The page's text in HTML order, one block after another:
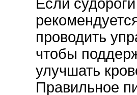
Если
проводить
чтобы
улучшать
Правильное